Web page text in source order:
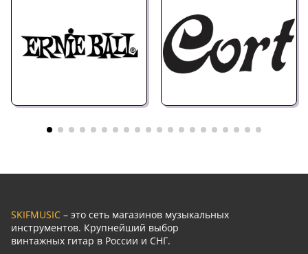
SKIFMUSIC – это сеть магазинов музыкальных
инструментов. Крупнейший выбор
винтажных гитар в России и СНГ.